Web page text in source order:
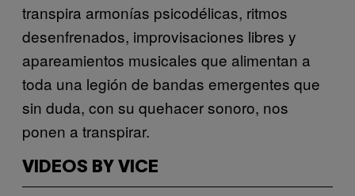
transpira armonías psicodélicas, ritmos
desenfrenados, improvisaciones libres y
apareamientos musicales que alimentan a
toda una legión de bandas emergentes que
sin duda, con su quehacer sonoro, nos
ponen a transpirar.
VIDEOS BY VICE